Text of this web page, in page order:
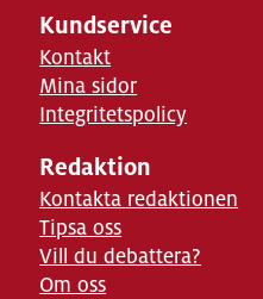
Kundservice
Kontakt
Mina sidor
Integritetspolicy
Redaktion
Kontakta redaktionen
Tipsa oss
Vill du debattera?
Om oss